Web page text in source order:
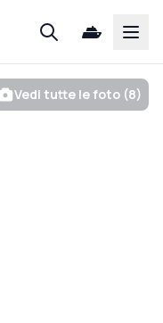
Vedi tutte le foto (8)